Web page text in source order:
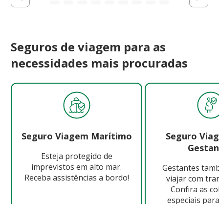
Seguros de viagem para as
necessidades mais procuradas
Seguro Viagem Marítimo
Esteja protegido de
imprevistos em alto mar.
Receba assistências a bordo!
Seguro
Gestantes
viajar com
Confira as
especiais